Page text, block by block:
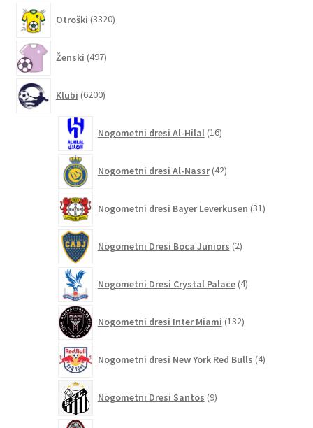
Otroški 3320izdelkov
Ženski 497izdelkov
Klubi 6200izdelkov
Nogometni dresi Al-Hilal 16izdelkov
Nogometni dresi Al-Nassr 42izdelkov
Nogometni dresi Bayer Leverkusen 31izdelkov
Nogometni Dresi Boca Juniors 2izdelka
Nogometni Dresi Crystal Palace 4izdelki
Nogometni dresi Inter Miami 132izdelkov
Nogometni dresi New York Red Bulls 4izdelki
Nogometni Dresi Santos 9izdelkov